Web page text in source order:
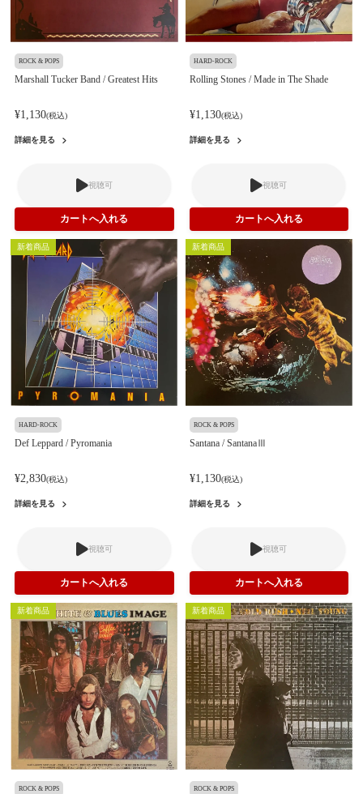
ROCK & POPS
Marshall Tucker Band / Greatest Hits
¥1,130(税込)
詳細を見る
視聴可
HARD-ROCK
Rolling Stones / Made in The Shade
¥1,130(税込)
詳細を見る
視聴可
新着商品
HARD-ROCK
Def Leppard / Pyromania
¥2,830(税込)
詳細を見る
視聴可
新着商品
ROCK & POPS
Santana / SantanaⅢ
¥1,130(税込)
詳細を見る
視聴可
新着商品
ROCK & POPS
新着商品
ROCK & POPS